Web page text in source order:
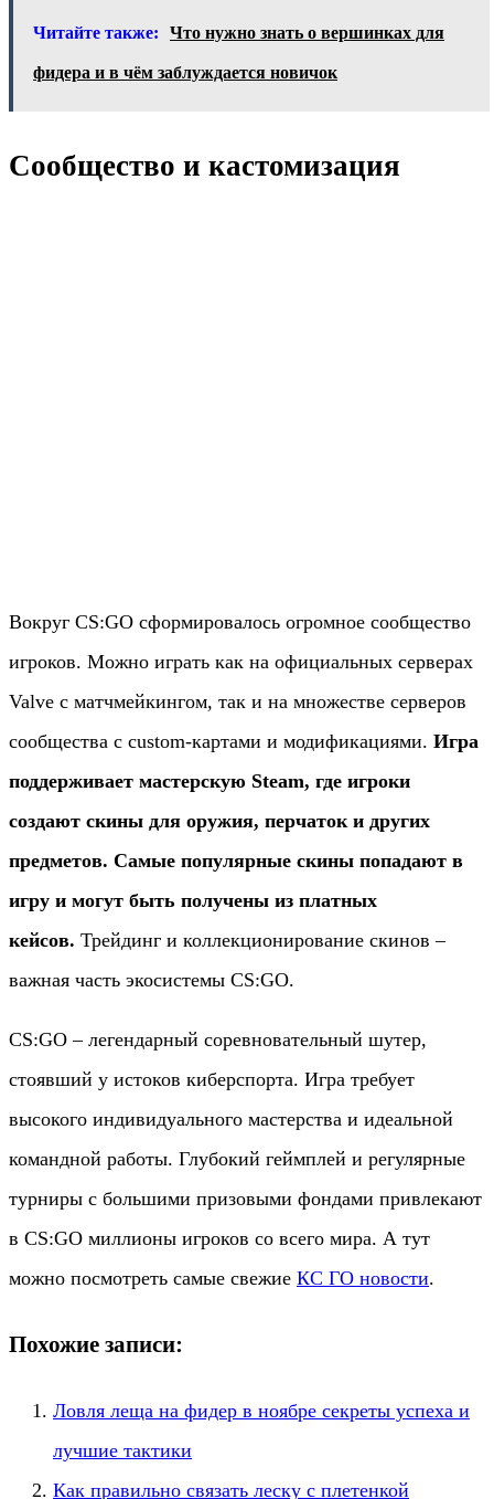
Читайте также: Что нужно знать о вершинках для
фидера и в чём заблуждается новичок
Сообщество и кастомизация
Вокруг CS:GO сформировалось огромное сообщество
игроков. Можно играть как на официальных серверах
Valve с матчмейкингом, так и на множестве серверов
сообщества с custom-картами и модификациями. Игра
поддерживает мастерскую Steam, где игроки
создают скины для оружия, перчаток и других
предметов. Самые популярные скины попадают в
игру и могут быть получены из платных
кейсов. Трейдинг и коллекционирование скинов –
важная часть экосистемы CS:GO.
CS:GO – легендарный соревновательный шутер,
стоявший у истоков киберспорта. Игра требует
высокого индивидуального мастерства и идеальной
командной работы. Глубокий геймплей и регулярные
турниры с большими призовыми фондами привлекают
в CS:GO миллионы игроков со всего мира. А тут
можно посмотреть самые свежие КС ГО новости.
Похожие записи:
Ловля леща на фидер в ноябре секреты успеха и
лучшие тактики
Как правильно связать леску с плетенкой